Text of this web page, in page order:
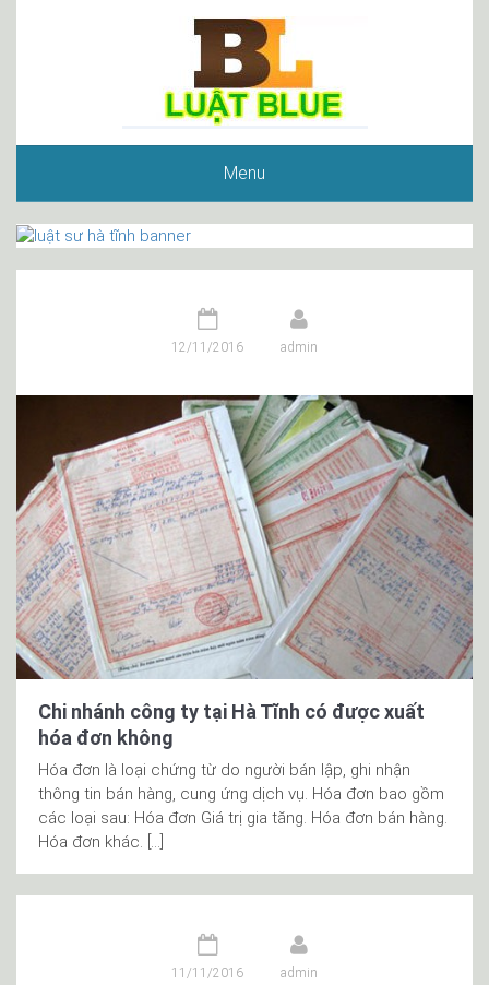
Menu
12/11/2016 admin
Chi nhánh công ty tại Hà Tĩnh có được xuất
hóa đơn không
Hóa đơn là loại chứng từ do người bán lập, ghi nhận
thông tin bán hàng, cung ứng dịch vụ. Hóa đơn bao gồm
các loại sau: Hóa đơn Giá trị gia tăng. Hóa đơn bán hàng.
Hóa đơn khác. […]
11/11/2016 admin